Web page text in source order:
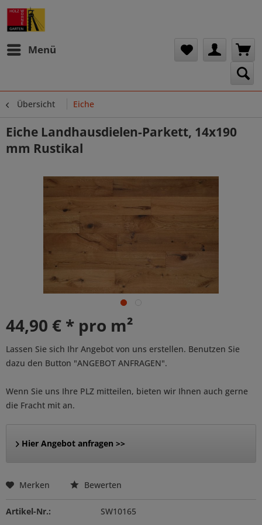
Menü
Übersicht Eiche
Eiche Landhausdielen-Parkett, 14x190
mm Rustikal
44,90 € * pro m²
Lassen Sie sich Ihr Angebot von uns erstellen. Benutzen Sie
dazu den Button "ANGEBOT ANFRAGEN".
Wenn Sie uns Ihre PLZ mitteilen, bieten wir Ihnen auch gerne
die Fracht mit an.
Hier Angebot anfragen >>
Merken Bewerten
Artikel-Nr.: SW10165